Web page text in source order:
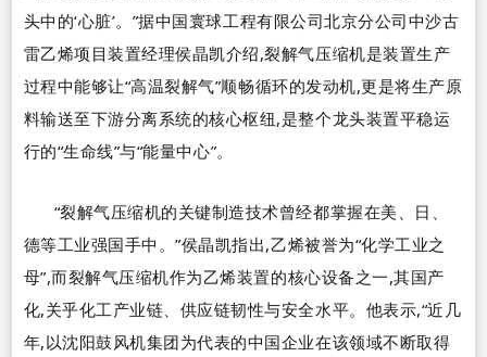
头中的‘心脏’。 ”据中国寰球工程有限公司北京分公司中沙古
雷乙烯项目装置经理侯晶凯介绍,裂解气压缩机是装置生产
过程中能够让“高温裂解气”顺畅循环的发动机,更是将生产原
料输送至下游分离系统的核心枢纽,是整个龙头装置平稳运
行的“生命线”与“能量中心”。
“裂解气压缩机的关键制造技术曾经都掌握在美、日、
德等工业强国手中。”侯晶凯指出,乙烯被誉为“化学工业之
母”,而裂解气压缩机作为乙烯装置的核心设备之一,其国产
化,关乎化工产业链、供应链韧性与安全水平。他表示,“近几
年,以沈阳鼓风机集团为代表的中国企业在该领域不断取得